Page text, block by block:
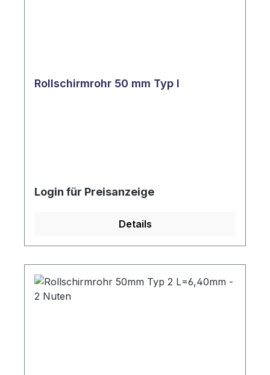
Rollschirmrohr 50 mm Typ I
Login für Preisanzeige
Details